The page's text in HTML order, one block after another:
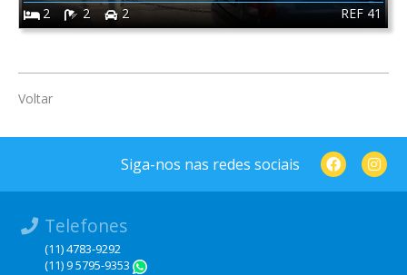
REF 41
2 2 2
Voltar
Siga-nos nas redes sociais
Telefones
(11) 4783-9292
(11) 9 5795-9353